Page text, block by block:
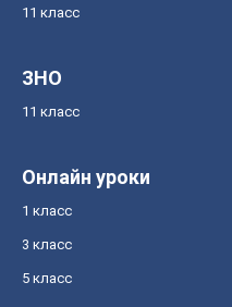
11 класс
ЗНО
11 класс
Онлайн уроки
1 класс
3 класс
5 класс